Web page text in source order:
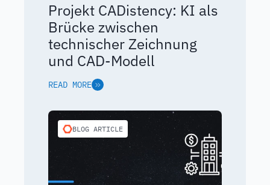
Projekt CADistency: KI als
Brücke zwischen
technischer Zeichnung
und CAD-Modell
READ MORE
BLOG ARTICLE